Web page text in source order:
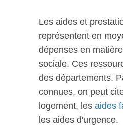
Les aides et
représentent en
dépenses en
sociale. Ces
des départements.
connues, on peut
logement, les aides
les aides d'urgence.